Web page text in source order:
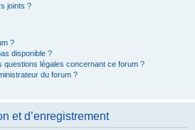
joints ?
?
disponible ?
questions légales concernant ce forum ?
du forum ?
et d’enregistrement